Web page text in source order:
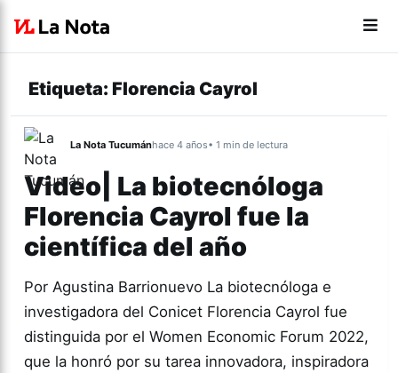
Etiqueta: Florencia Cayrol
La Nota Tucumánhace 4 años• 1 min de lectura
Video| La biotecnóloga
Florencia Cayrol fue la
científica del año
Por Agustina Barrionuevo La biotecnóloga e
investigadora del Conicet Florencia Cayrol fue
distinguida por el Women Economic Forum 2022,
que la honró por su tarea innovadora, inspiradora